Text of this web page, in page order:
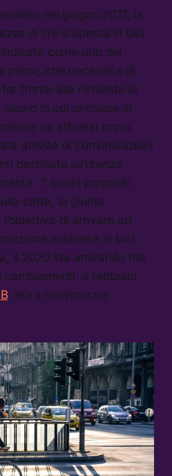
nel giugno 2017, la
di chi si sposta in bici
come uno dei
primo, che necessita di
fronte alla richiesta di
in cui circolare si
da attuarsi in più
attività di comunicazioni
destinate all’utenza
“I buoni propositi
carta, la giunta
di arrivare ad
milanese in bici
il 2020 sta arrivando ma
cambiamenti, a febbraio
, era il minimo che